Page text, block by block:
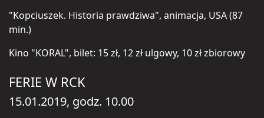
"Kopciuszek. Historia prawdziwa", animacja, USA (87
min.)
Kino "KORAL", bilet: 15 zł, 12 zł ulgowy, 10 zł zbiorowy
FERIE W RCK
15.01.2019, godz. 10.00